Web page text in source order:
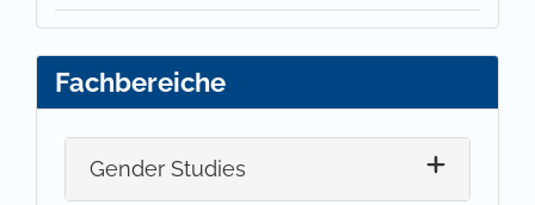
Fachbereiche
Gender Studies